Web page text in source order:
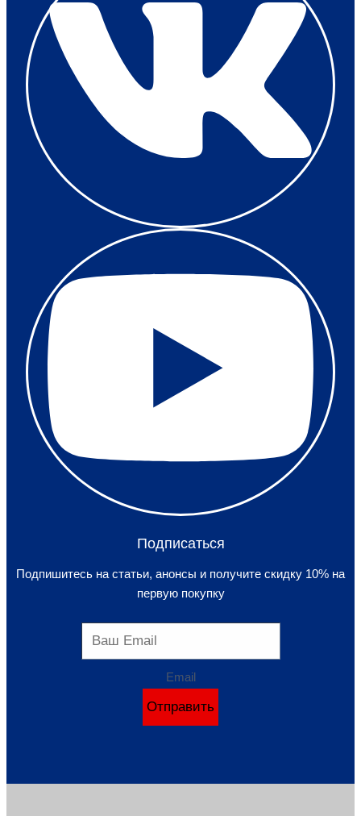
Подписаться
Подпишитесь на статьи, анонсы и получите скидку 10% на
первую покупку
Email
Отправить